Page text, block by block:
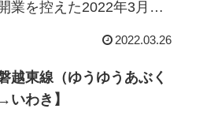
業を控えた2022年3月、
2022.03.26
越東線（ゆうゆうあぶく
いわき】